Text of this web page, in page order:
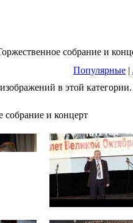
собрание и
Популярные |
в этой категории.
собрание и концерт